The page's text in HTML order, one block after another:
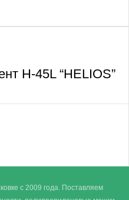
H-45L “HELIOS”
с 2009 года. Поставляем